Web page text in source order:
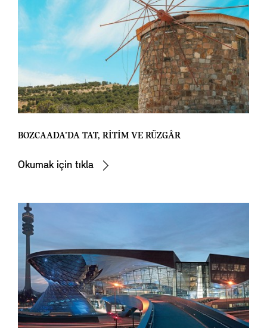
BOZCAADA’DA TAT, RİTİM VE RÜZGÂR
Okumak için tıkla